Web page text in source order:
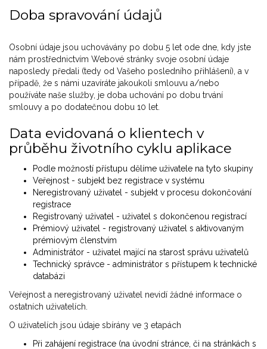
Doba spravování údajů
Osobní údaje jsou uchovávány po dobu 5 let ode dne, kdy jste
nám prostřednictvím Webové stránky svoje osobní údaje
naposledy předali (tedy od Vašeho posledního přihlášení), a v
případě, že s námi uzavíráte jakoukoli smlouvu a/nebo
používáte naše služby, je doba uchování po dobu trvání
smlouvy a po dodatečnou dobu 10 let.
Data evidovaná o klientech v
průběhu životního cyklu aplikace
Podle možností přístupu dělíme uživatele na tyto skupiny
Veřejnost - subjekt bez registrace v systému
Neregistrovaný uživatel - subjekt v procesu dokončování
registrace
Registrovaný uživatel - uživatel s dokončenou registrací
Prémiový uživatel - registrovaný uživatel s aktivovaným
prémiovým členstvím
Administrátor - uživatel mající na starost správu uživatelů
Technický správce - administrátor s přístupem k technické
databázi
Veřejnost a neregistrovaný uživatel nevidí žádné informace o
ostatních uživatelích.
O uživatelích jsou údaje sbírány ve 3 etapách
Při zahájení registrace (na úvodní stránce, či na stránkách s